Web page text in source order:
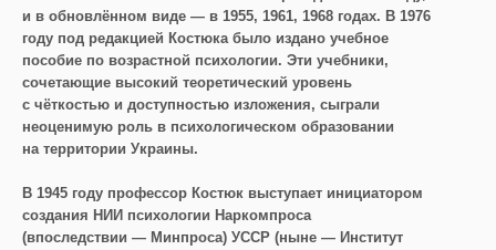
и в обновлённом виде — в 1955, 1961, 1968 годах. В 1976
году под редакцией Костюка было издано учебное
пособие по возрастной психологии. Эти учебники,
сочетающие высокий теоретический уровень
с чёткостью и доступностью изложения, сыграли
неоценимую роль в психологическом образовании
на территории Украины.
В 1945 году профессор Костюк выступает инициатором
создания НИИ психологии Наркомпроса
(впоследствии — Минпроса) УССР (ныне — Институт